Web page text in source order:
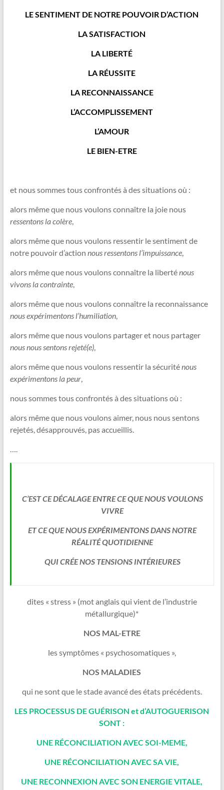
LE SENTIMENT DE NOTRE POUVOIR D’ACTION
LA SATISFACTION
LA LIBERTÉ
LA RÉUSSITE
LA RECONNAISSANCE
L’ACCOMPLISSEMENT
L’AMOUR
LE BIEN-ETRE
et nous sommes tous confrontés à des situations où :
alors même que nous voulons connaître la joie nous
ressentons la colère,
alors même que nous voulons ressentir le sentiment de
notre pouvoir d’action nous ressentons l’impuissance,
alors même que nous voulons connaître la liberténous
vivons la contrainte,
alors même que nous voulons connaître la reconnaissance
nous expérimentons l’humiliation,
alors même que nous voulons partager et nous partager
nous nous sentons rejeté(e),
alors même que nous voulons ressentir la sécuriténous
expérimentons la peur,
nous sommes tous confrontés à des situations où :
alors même que nous voulons aimer, nous nous sentons
rejetés, désapprouvés, pas accueillis.
….
C’EST CE DÉCALAGE ENTRE CE QUE NOUS VOULONS
VIVRE
ET CE QUE NOUS EXPÉRIMENTONS DANS NOTRE
RÉALITÉ QUOTIDIENNE
QUI CRÉE NOS TENSIONS INTÉRIEURES
dites « stress » (mot anglais qui vient de l’industrie
métallurgique)*
NOS MAL-ETRE
les symptômes « psychosomatiques »,
NOS MALADIES
qui ne sont que le stade avancé des états précédents.
LES PROCESSUS DE GUÉRISON et d’AUTOGUERISON
SONT :
UNE RÉCONCILIATION AVEC SOI-MEME,
UNE RÉCONCILIATION AVEC SA VIE,
UNE RECONNEXION AVEC SON ENERGIE VITALE,